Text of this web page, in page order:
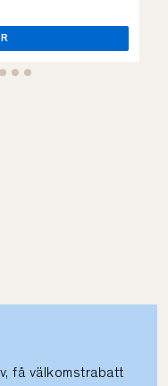
få välkomstrabatt